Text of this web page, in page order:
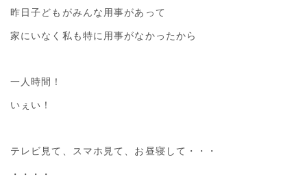
昨日子どもがみんな用事があって
家にいなく私も特に用事がなかったから
一人時間！
いぇい！
テレビ見て、スマホ見て、お昼寝して・・・
・・・・